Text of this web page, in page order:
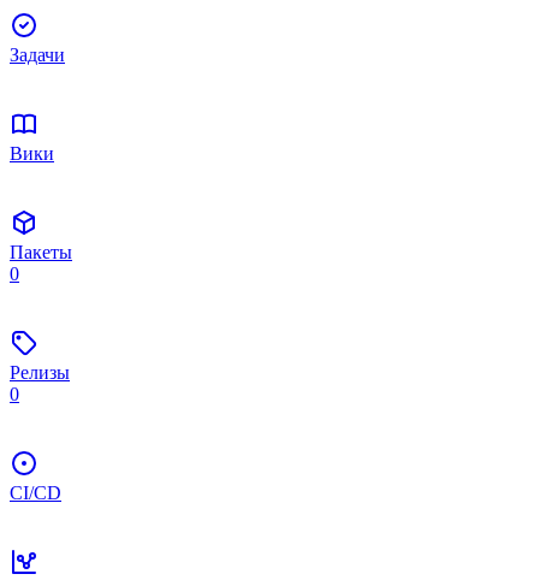
Задачи
Вики
Пакеты
0
Релизы
0
CI/CD